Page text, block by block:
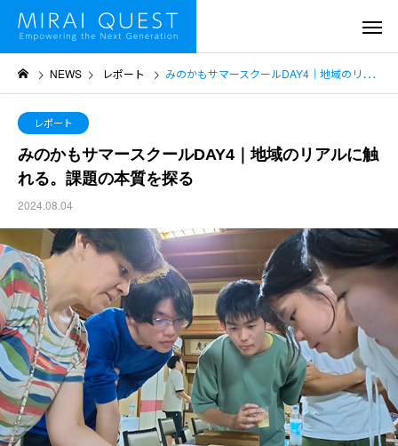
NEWS レポート みのかもサマースクールDAY4｜地域のリアルに触れる。課題の本質を探る
レポート
みのかもサマースクールDAY4｜地域のリアルに触
れる。課題の本質を探る
2024.08.04